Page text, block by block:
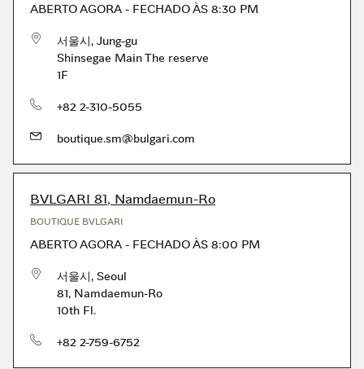
ABERTO AGORA - FECHADO ÀS 8:30 PM
서울시, Jung-gu
Shinsegae Main The reserve
1F
telefone+82 2-310-5055
boutique.sm@bulgari.com
BVLGARI 81, Namdaemun-Ro
BOUTIQUE BVLGARI
ABERTO AGORA - FECHADO ÀS 8:00 PM
서울시, Seoul
81, Namdaemun-Ro
10th Fl.
telefone+82 2-759-6752